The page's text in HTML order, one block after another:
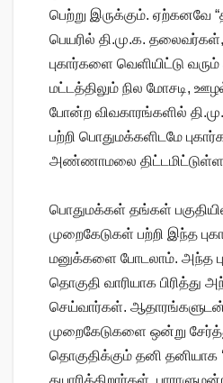
பெற்று இருக்கும். ஏற்கனவே
பெயரில் தி.மு.க.
புகார்களை வெளியிட்டு
மட்டத்திலும் நில மோசடி,
போன்ற விவகாரங்களில்
பற்றி பொதுமக்களிடமே
அண்ணாமலை
பொதுமக்கள் தங்கள்
முறைகேடுகள் பற்றி இந்த
மனுக்களை போடலாம். அந்த
தொகுதி வாரியாக பிரித்து
செய்வார்கள். ஆதாரங்களுடன்
முறைகேடுகளை ஒன்று
தொகுதிக்கும் தனி தனியாக